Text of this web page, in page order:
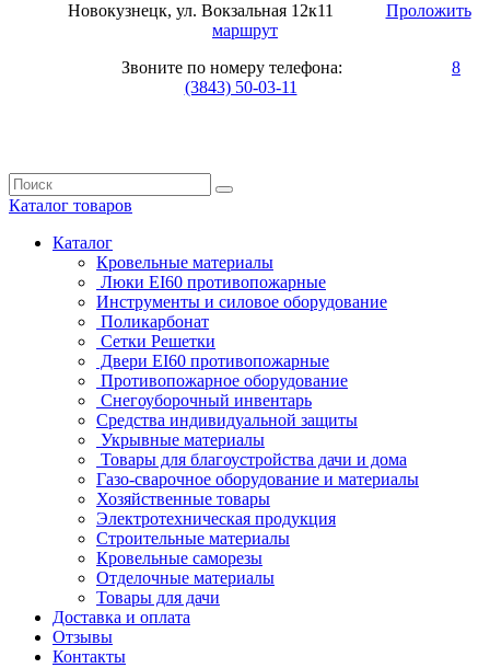
Новокузнецк, ул. Вокзальная 12к11 Проложить
маршрут
Звоните по номеру телефона: 8
(3843) 50-03-11
Каталог товаров
Каталог
Кровельные материалы
Люки EI60 противопожарные
Инструменты и силовое оборудование
Поликарбонат
Сетки Решетки
Двери EI60 противопожарные
Противопожарное оборудование
Снегоуборочный инвентарь
Средства индивидуальной защиты
Укрывные материалы
Товары для благоустройства дачи и дома
Газо-сварочное оборудование и материалы
Хозяйственные товары
Электротехническая продукция
Строительные материалы
Кровельные саморезы
Отделочные материалы
Товары для дачи
Доставка и оплата
Отзывы
Контакты